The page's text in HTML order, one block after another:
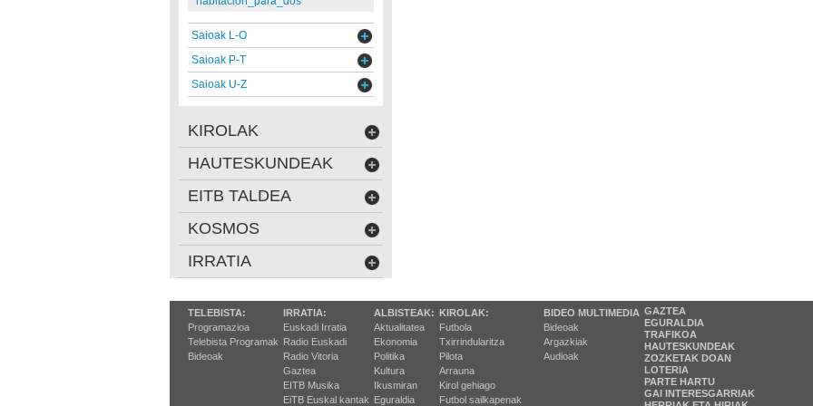
Saioak L-O
Saioak P-T
Saioak U-Z
KIROLAK
HAUTESKUNDEAK
EITB TALDEA
KOSMOS
IRRATIA
TELEBISTA:
Programazioa
Telebista Programak
Bideoak
IRRATIA:
Euskadi Irratia
Radio Euskadi
Radio Vitoria
Gaztea
EITB Musika
EiTB Euskal kantak
ALBISTEAK:
Aktualitatea
Ekonomia
Politika
Kultura
Ikusmiran
Eguraldia
KIROLAK:
Futbola
Txirrindularitza
Pilota
Arrauna
Kirol gehiago
Futbol sailkapenak
BIDEO MULTIMEDIA
Bideoak
Argazkiak
Audioak
GAZTEA
EGURALDIA
TRAFIKOA
HAUTESKUNDEAK
ZOZKETAK DOAN
LOTERIA
PARTE HARTU
GAI INTERESGARRIAK